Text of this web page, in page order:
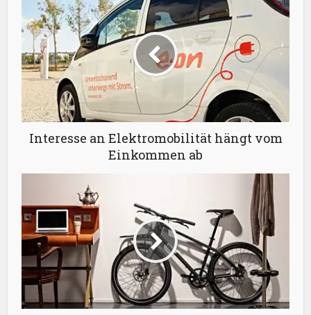
Interesse an Elektromobilität hängt vom
Einkommen ab